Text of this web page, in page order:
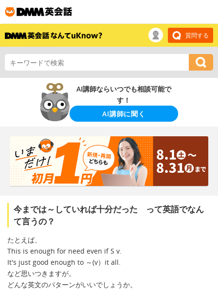
質問する
AI講師ならいつでも相談可能で
す！
AI講師に聞く
今までは～していれば十分だった って英語でなん
て言うの？
たとえば、
This is enough for need even if S v.
It's just good enough to ～(v）it all.
など思いつきますが。
どんな英文のパターンがいいでしょうか。